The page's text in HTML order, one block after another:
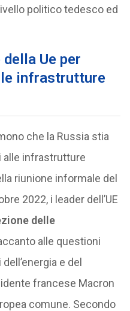
politico tedesco ed
Ue per
infrastrutture
che la Russia stia
alle infrastrutture
riunione informale del
2022, i leader dell’UE
delle
alle questioni
e del
francese Macron
comune. Secondo